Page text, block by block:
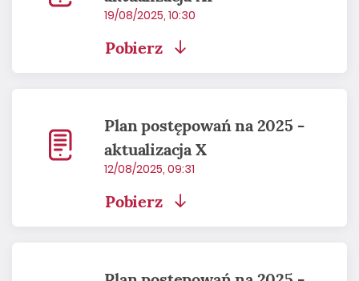
19/08/2025, 10:30
Pobierz
Plan postępowań na 2025 -
aktualizacja X
12/08/2025, 09:31
Pobierz